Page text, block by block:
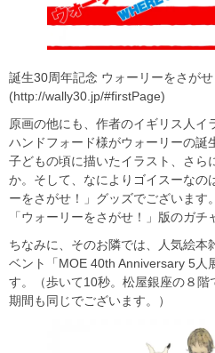
誕生30周年記念 ウォーリーをさが
(http://wally30.jp/#firstPage)
原画の他にも、作者のイギリス人イ
ハンドフォード様がウォーリーの誕
子どもの頃に描いたイラスト、さら
か。そして、なによりゴイスーなの
ーをさがせ！」グッズでございます
「ウォーリーをさがせ！」版のガチ
ちなみに、そのお隣では、人気絵本
ベント「MOE 40th Anniversary 5人
す。（歩いて10秒。松屋銀座の８
期間も同じでございます。）